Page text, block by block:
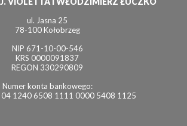
ul. Jasna 25
78-100 Kołobrzeg
NIP 671-10-00-546
KRS 0000091837
REGON 330290809
Numer konta bankowego:
04 1240 6508 1111 0000 5408 1125